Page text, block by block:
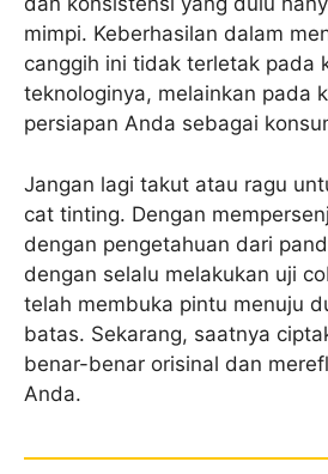
mimpi. Keberhasilan dalam
canggih ini tidak terletak pada
teknologinya, melainkan pada
persiapan Anda sebagai
Jangan lagi takut atau ragu
cat tinting. Dengan
dengan pengetahuan dari
dengan selalu melakukan uji
telah membuka pintu menuju
batas. Sekarang, saatnya
benar-benar orisinal dan
Anda.